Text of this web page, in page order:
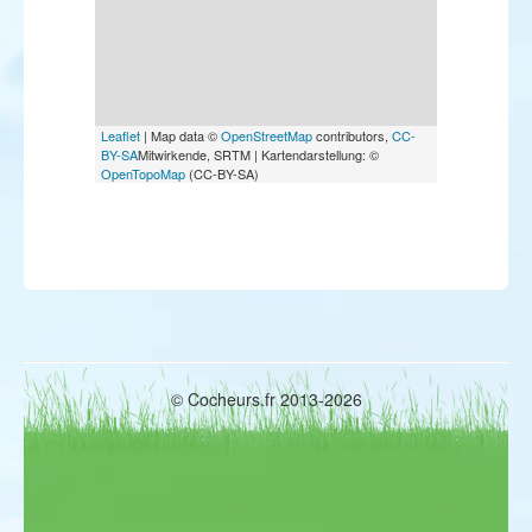
Leaflet | Map data ©OpenStreetMapcontributors, CC-
BY-SAMitwirkende, SRTM | Kartendarstellung: ©
OpenTopoMap (CC-BY-SA)
© Cocheurs.fr 2013-2026